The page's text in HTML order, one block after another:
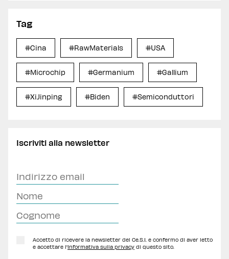
Tag
#Cina #RawMaterials #USA
#Microchip #Germanium #Gallium
#XiJinping #Biden #Semiconduttori
Iscriviti alla newsletter
Accetto di ricevere la newsletter del Ce.S.I. e confermo di aver letto
e accettare l'Informativa sulla privacy di questo sito.